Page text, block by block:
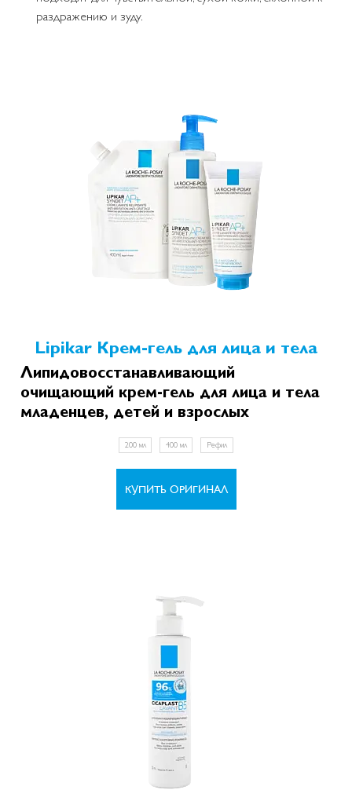
раздражению и зуду.
Lipikar Крем-гель для лица и тела
Липидовосстанавливающий
очищающий крем-гель для лица и тела
младенцев, детей и взрослых
200 мл 400 мл Рефил
КУПИТЬ ОРИГИНАЛ